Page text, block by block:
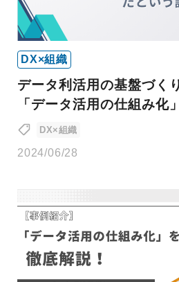
DX×組織
データ利活用の基盤づく
「データ活用の仕組み化
DX×組織
2024/06/28